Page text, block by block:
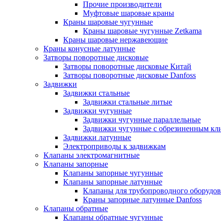
Прочие производители
Муфтовые шаровые краны
Краны шаровые чугунные
Краны шаровые чугунные Zetkama
Краны шаровые нержавеющие
Краны конусные латунные
Затворы поворотные дисковые
Затворы поворотные дисковые Китай
Затворы поворотные дисковые Danfoss
Задвижки
Задвижки стальные
Задвижки стальные литые
Задвижки чугунные
Задвижки чугунные параллельные
Задвижки чугунные с обрезиненным
Задвижки латунные
Электроприводы к задвижкам
Клапаны электромагнитные
Клапаны запорные
Клапаны запорные чугунные
Клапаны запорные латунные
Клапаны для трубопроводного
Краны запорные латунные Danfoss
Клапаны обратные
Клапаны обратные чугунные